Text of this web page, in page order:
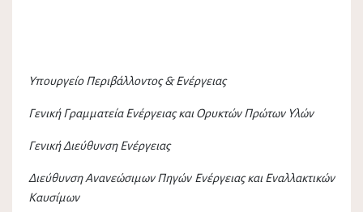
Υπουργείο Περιβάλλοντος & Ενέργειας
Γενική Γραμματεία Ενέργειας και Ορυκτών Πρώτων Υλών
Γενική Διεύθυνση Ενέργειας
Διεύθυνση Ανανεώσιμων Πηγών Ενέργειας και Εναλλακτικών
Καυσίμων